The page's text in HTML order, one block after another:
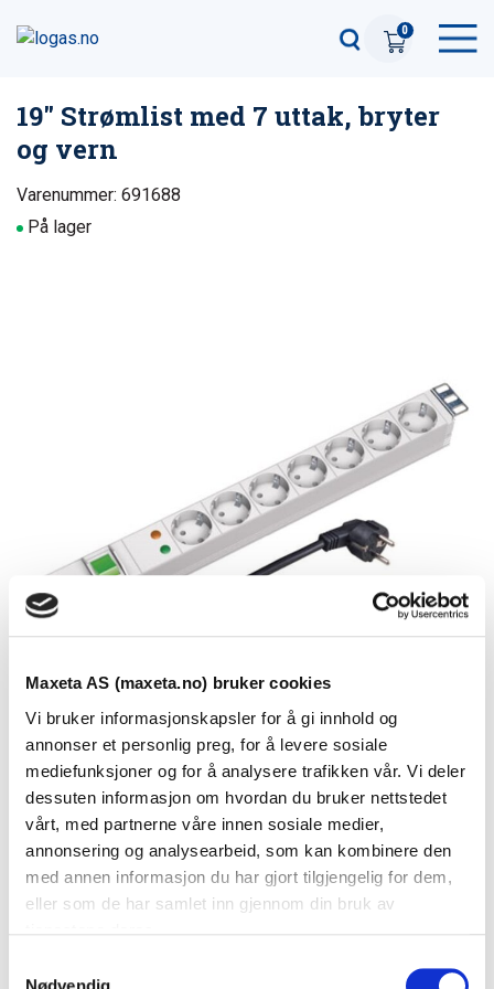
Maxeta AS (maxeta.no) bruker cookies
Vi bruker informasjonskapsler for å gi innhold og
annonser et personlig preg, for å levere sosiale
mediefunksjoner og for å analysere trafikken vår. Vi deler
dessuten informasjon om hvordan du bruker nettstedet
vårt, med partnerne våre innen sosiale medier,
annonsering og analysearbeid, som kan kombinere den
med annen informasjon du har gjort tilgjengelig for dem,
eller som de har samlet inn gjennom din bruk av
0
Se dokumenter
Dokumenter
19″ Strømlist med 7 uttak, bryter
og vern
Varenummer: 691688
På lager